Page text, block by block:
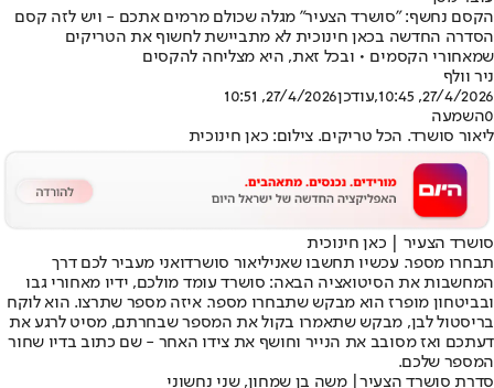
הקסם נחשף: "סושרד הצעיר" מגלה שכולם מרמים אתכם - ויש לזה קסם
הסדרה החדשה בכאן חינוכית לא מתביישת לחשוף את הטריקים
שמאחורי הקסמים • ובכל זאת, היא מצליחה להקסים
ניר וולף
27/4/2026, 10:45
,עודכן27/4/2026, 10:51
0השמעה
ליאור סושרד. הכל טריקים. צילום: כאן חינוכית
סושרד הצעיר | כאן חינוכית
תבחרו מספר. עכשיו תחשבו שאניליאור סושרדואני מעביר לכם דרך
המחשבות את הסיטואציה הבאה: סושרד עומד מולכם, ידיו מאחורי גבו
ובביטחון מופרז הוא מבקש שתבחרו מספר. איזה מספר שתרצו. הוא לוקח
בריסטול לבן, מבקש שתאמרו בקול את המספר שבחרתם, מסיט לרגע את
דעתכם ואז מסובב את הנייר וחושף את צידו האחר - שם כתוב בדיו שחור
המספר שלכם.
סדרת סושרד הצעיר| משה בן שמחון, שני נחשוני